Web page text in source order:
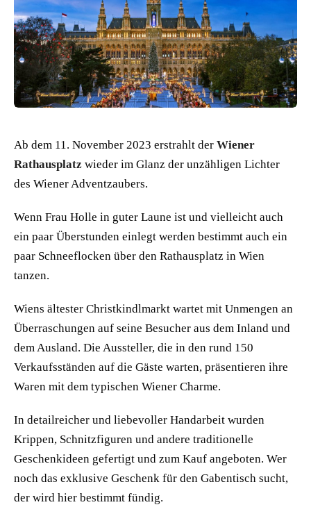
Ab dem 11. November 2023 erstrahlt der Wiener
Rathausplatz wieder im Glanz der unzähligen Lichter
des Wiener Adventzaubers.
Wenn Frau Holle in guter Laune ist und vielleicht auch
ein paar Überstunden einlegt werden bestimmt auch ein
paar Schneeflocken über den Rathausplatz in Wien
tanzen.
Wiens ältester Christkindlmarkt wartet mit Unmengen an
Überraschungen auf seine Besucher aus dem Inland und
dem Ausland. Die Aussteller, die in den rund 150
Verkaufsständen auf die Gäste warten, präsentieren ihre
Waren mit dem typischen Wiener Charme.
In detailreicher und liebevoller Handarbeit wurden
Krippen, Schnitzfiguren und andere traditionelle
Geschenkideen gefertigt und zum Kauf angeboten. Wer
noch das exklusive Geschenk für den Gabentisch sucht,
der wird hier bestimmt fündig.